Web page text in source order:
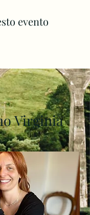
evento
Virginia